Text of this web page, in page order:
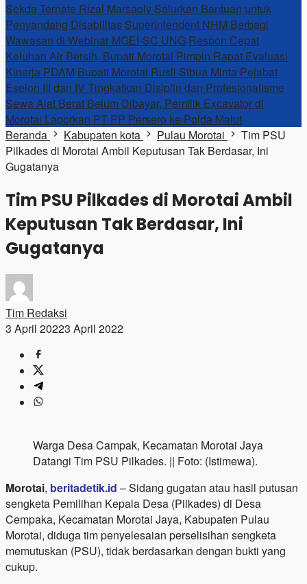
Sekda Ternate Rizal Marsaoly Salurkan Bantuan untuk
Penyandang Disabilitas Superintendent NHM Berbagi
Wawasan di Webinar MGEI-SC UNG Respon Cepat
Keluhan Air Bersih, Bupati Morotai Pimpin Rapat Evaluasi
Kinerja PDAM Bupati Morotai Rusli Sibua Minta Pejabat
Eselon III dan IV Tingkatkan Disiplin dan Profesionalisme
Sewa Alat Berat Belum Dibayar, Pemilik Excavator di
Morotai Laporkan PT PP Persero ke Polda Malut
Beranda
Kabupaten kota Pulau Morotai
Tim PSU
Pilkades di Morotai Ambil Keputusan Tak Berdasar, Ini
Gugatanya
Tim PSU Pilkades di Morotai Ambil
Keputusan Tak Berdasar, Ini
Gugatanya
Tim Redaksi
3 April 20223 April 2022
Warga Desa Campak, Kecamatan Morotai Jaya
Datangi Tim PSU Pilkades. || Foto: (Istimewa).
Morotai, beritadetik.id – Sidang gugatan atau hasil putusan
sengketa Pemilihan Kepala Desa (Pilkades) di Desa
Cempaka, Kecamatan Morotai Jaya, Kabupaten Pulau
Morotai, diduga tim penyelesaian perselisihan sengketa
memutuskan (PSU), tidak berdasarkan dengan bukti yang
cukup.